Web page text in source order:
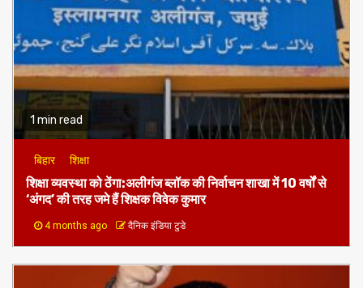
1 min read
बिहार शिक्षा
शिक्षा व्यवस्था को ठेंगा:अलीगंज ब्लॉक की निर्वाचन शाखा में 10 वर्षों से
‘अंगद’ की तरह जमे हैं शिक्षक विवेक कुमार
4 months ago दैनिक इंडिया टुडे